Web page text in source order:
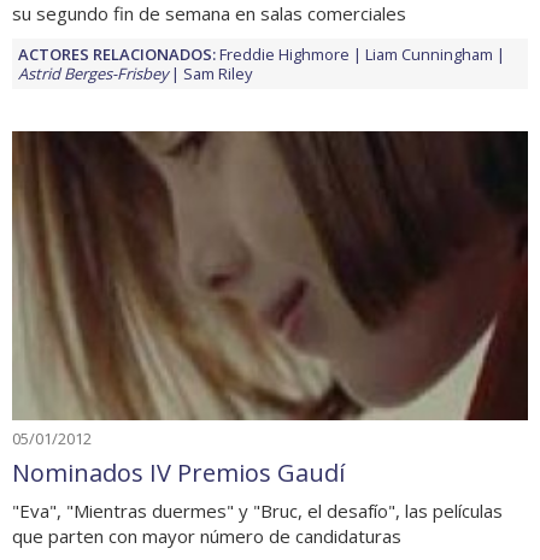
su segundo fin de semana en salas comerciales
ACTORES RELACIONADOS:Freddie Highmore
Liam Cunningham
Astrid Berges-Frisbey
Sam Riley
05/01/2012
Nominados IV Premios Gaudí
"Eva", "Mientras duermes" y "Bruc, el desafío", las películas
que parten con mayor número de candidaturas